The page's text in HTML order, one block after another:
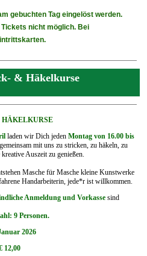
gebuchten Tag eingelöst werden.
nicht möglich. Bei
& Häkelkurse
laden wir Dich jeden Montag von 16.00 bis
mit uns zu stricken, zu häkeln, zu
Auszeit zu genießen.
Masche für Masche kleine Kunstwerke
Handarbeiterin, jede*r ist willkommen.
Anmeldung und Vorkassesind
9 Personen.
2026
12,00